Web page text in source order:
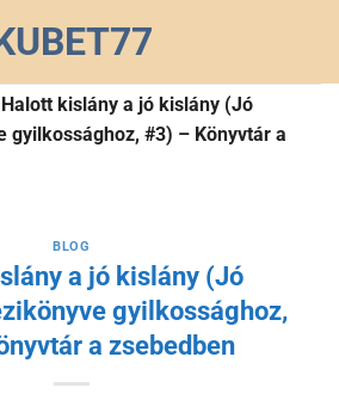
Halott kislány a jó kislány (Jó
gyilkossághoz, #3) – Könyvtár a
BLOG
a jó kislány (Jó
gyilkossághoz,
a zsebedben